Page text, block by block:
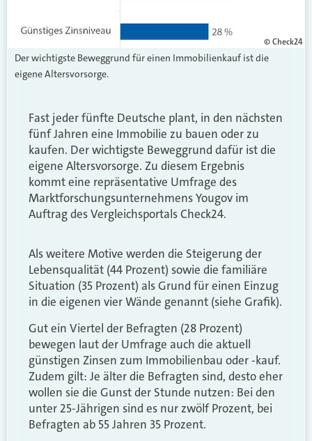
© Check24
Der wichtigste Beweggrund für einen Immobilienkauf ist die
eigene Altersvorsorge.
Fast jeder fünfte Deutsche plant, in den nächsten
fünf Jahren eine Immobilie zu bauen oder zu
kaufen. Der wichtigste Beweggrund dafür ist die
eigene Altersvorsorge. Zu diesem Ergebnis
kommt eine repräsentative Umfrage des
Marktforschungsunternehmens Yougov im
Auftrag des Vergleichsportals Check24.
Als weitere Motive werden die Steigerung der
Lebensqualität (44 Prozent) sowie die familiäre
Situation (35 Prozent) als Grund für einen Einzug
in die eigenen vier Wände genannt (siehe Grafik).
Gut ein Viertel der Befragten (28 Prozent)
bewegen laut der Umfrage auch die aktuell
günstigen Zinsen zum Immobilienbau oder -kauf.
Zudem gilt: Je älter die Befragten sind, desto eher
wollen sie die Gunst der Stunde nutzen: Bei den
unter 25-Jährigen sind es nur zwölf Prozent, bei
Befragten ab 55 Jahren 35 Prozent.